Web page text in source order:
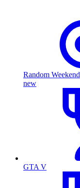
Random Weekend
new
GTA V